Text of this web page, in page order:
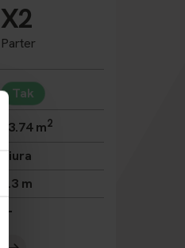
X2
Parter
Tak
93.74 m2
Biura
3.3 m